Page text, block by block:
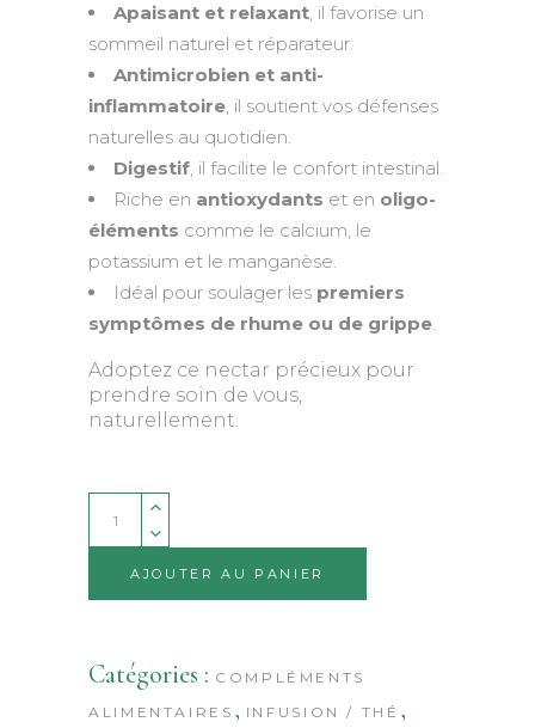
Apaisant et relaxant, il favorise un
sommeil naturel et réparateur.
Antimicrobien et anti-
inflammatoire, il soutient vos défenses
naturelles au quotidien.
Digestif, il facilite le confort intestinal.
Riche en antioxydants et en oligo-
éléments comme le calcium, le
potassium et le manganèse.
Idéal pour soulager les premiers
symptômes de rhume ou de grippe.
Adoptez ce nectar précieux pour
prendre soin de vous,
naturellement.
Quantity
AJOUTER AU PANIER
Catégories : COMPLÉMENTS
ALIMENTAIRES , INFUSION / THÉ ,